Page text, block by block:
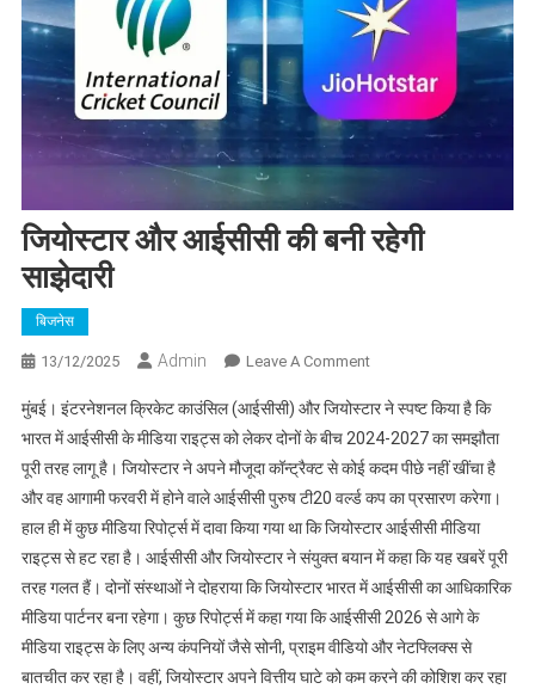
जियोस्टार और आईसीसी की बनी रहेगी
साझेदारी
बिजनेस
13/12/2025 Admin Leave A CommentOn
और
आईसीसी
की
बनी
रहेगी
साझेदारी
मुंबई। इंटरनेशनल क्रिकेट काउंसिल (आईसीसी) और जियोस्टार ने स्पष्ट किया है कि
भारत में आईसीसी के मीडिया राइट्स को लेकर दोनों के बीच 2024-2027 का समझौता
पूरी तरह लागू है। जियोस्टार ने अपने मौजूदा कॉन्ट्रैक्ट से कोई कदम पीछे नहीं खींचा है
और वह आगामी फरवरी में होने वाले आईसीसी पुरुष टी20 वर्ल्ड कप का प्रसारण करेगा।
हाल ही में कुछ मीडिया रिपोर्ट्स में दावा किया गया था कि जियोस्टार आईसीसी मीडिया
राइट्स से हट रहा है। आईसीसी और जियोस्टार ने संयुक्त बयान में कहा कि यह खबरें पूरी
तरह गलत हैं। दोनों संस्थाओं ने दोहराया कि जियोस्टार भारत में आईसीसी का आधिकारिक
मीडिया पार्टनर बना रहेगा। कुछ रिपोर्ट्स में कहा गया कि आईसीसी 2026 से आगे के
मीडिया राइट्स के लिए अन्य कंपनियों जैसे सोनी, प्राइम वीडियो और नेटफ्लिक्स से
बातचीत कर रहा है। वहीं, जियोस्टार अपने वित्तीय घाटे को कम करने की कोशिश कर रहा